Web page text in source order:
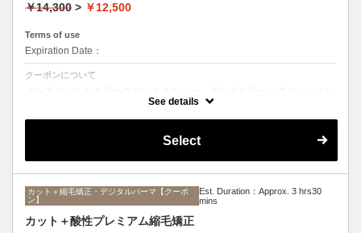
￥14,300 > ￥12,500
Terms of use
Expiration Date：
クーポンについて
カラーどちらも可能です。シャンプー、ブロー込み。
See details
Select
カット＋縮毛矯正・デジタルパーマ【クーポ
ン】
Est. Duration：Approx. 3 hrs30
mins
カット＋酸性プレミアム縮毛矯正